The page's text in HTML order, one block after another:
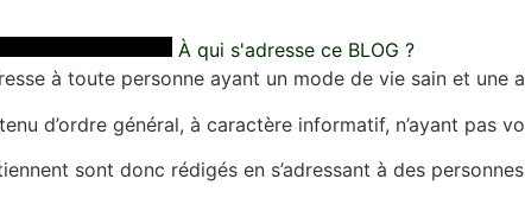
À qui s'adresse ce BLOG ?
à toute personne ayant un mode de vie sain et
d’ordre général, à caractère informatif, n’ayant pas
sont donc rédigés en s’adressant à des